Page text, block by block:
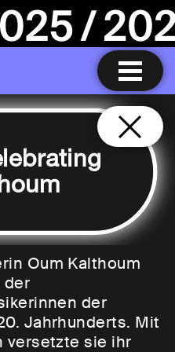
Oum Kalthoum
der
der
Jahrhunderts. Mit
versetzte sie ihr